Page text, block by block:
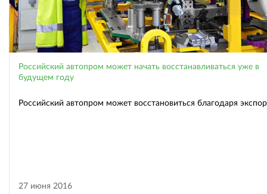
Российский автопром может начать восстанавливаться уже в
будущем году
Российский автопром может восстановиться благодаря
27 июня 2016